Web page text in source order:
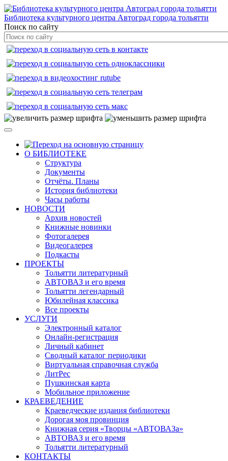
Библиотека культурного центра Автоград города тольятти
Поиск по сайту
О БИБЛИОТЕКЕ
Структура
Документы
Отчёты. Планы
История библиотеки
Часы работы
НОВОСТИ
Архив новостей
Книжные новинки
Фотогалерея
Видеогалерея
Подкасты
ПРОЕКТЫ
Тольятти литературный
АВТОВАЗ и его время
Тольятти легендарный
Юбилейная классика
Все проекты
УСЛУГИ
Электронный каталог
Онлайн-регистрация
Личный кабинет
Сводный каталог периодики
Виртуальная справочная служба
ЛитРес
Пушкинская карта
Мобильное приложение
КРАЕВЕДЕНИЕ
Краеведческие издания библиотеки
Дорогая моя провинция
Книжная серия «Творцы «АВТОВАЗа»
АВТОВАЗ и его время
Тольятти литературный
КОНТАКТЫ